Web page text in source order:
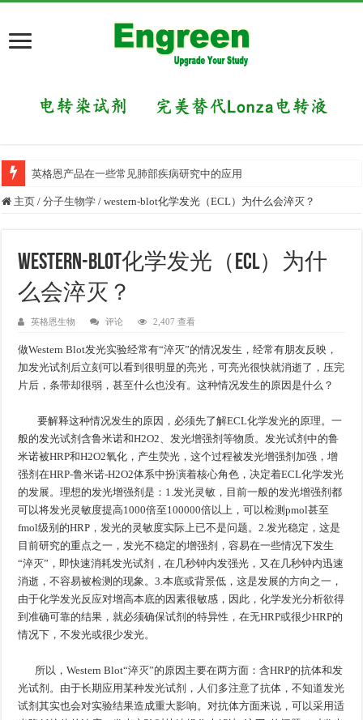
英格恩产品在一些常见肺部疾病研究中的应用
主页 / 分子生物学 / western-blot化学发光（ECL）为什么会淬灭？
western-blot化学发光（ECL）为什
么会淬灭？
英格恩生物 评论 2,407 查看
做Western Blot发光实验经常有“淬灭”的情况发生，经常有朋友反映，
加发光试剂后立刻可以看到很明显的亮光，可亮光很快就消逝了，压完
片后，条带却很弱，甚至什么也没有。这种情况发生的原因是什么？
要解释这种情况发生的原因，必须先了解ECL化学发光的原理。一
般的发光试剂含鲁米诺和H2O2、发光增强剂等物质。发光试剂中的鲁
米诺被HRP和H2O2氧化，产生荧光，这个过程被发光增强剂加强，增
强剂在HRP-鲁米诺-H2O2体系中扮演着核心角色，决定着ECL化学发光
的发展。理想的发光增强剂是：1.发光灵敏，目前一般的发光增强剂都
可以将发光灵敏度提高1000倍至100000倍以上，可以检测pmol甚至
fmol级别的HRP，发光的灵敏度实际上已不是问题。2.发光稳定，这是
目前研究的重点之一，发光不稳定的增强剂，容易在一些情况下发生
“淬灭”，即快速消耗发光试剂，在几秒钟内发强光，又在几秒钟内迅速
消逝，不容易被检测的现象。3.本底或背景低，这是发展的方向之一，
由于化学发光反应对增高本底的因素很敏感，因此，化学发光分析欲得
到准确可靠的结果，就必须确保试剂的特异性，在无HRP或很少HRP的
情况下，不发光或很少发光。
所以，Western Blot“淬灭”的原因主要在两方面：含HRP的抗体和发
光试剂。由于长期应用某种发光试剂，人们多注意了抗体，不知道发光
试剂其实也会对实验结果造成重大影响。对抗体方面来说，可以采用适